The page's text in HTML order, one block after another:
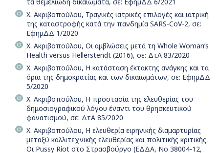
τα θεμελιώδη δικαιώματα, σε: ΕφημΔΔ 6/2021
Χ. Ακριβοπούλου, Τραγικές ιατρικές επιλογές και ιατρική
της καταστροφής κατά την πανδημία SARS-CoV-2, σε:
ΕφημΔΔ 1/2020
Χ. Ακριβοπούλου, Οι αμβλώσεις μετά τη Whole Woman’s
Health versus Hellerstendt (2016), σε: ΔτΑ 83/2020
Χ. Ακριβοπούλου, H κατάσταση έκτακτης ανάγκης και τα
όρια της δημοκρατίας και των δικαιωμάτων, σε: ΕφημΔΔ
5/2020
Χ. Ακριβοπούλου, Η προστασία της ελευθερίας του
δημοσιογραφικού λόγου έναντι του θρησκευτικού
φανατισμού, σε: ΔτΑ 85/2020
Χ. Ακριβοπούλου, Η ελευθερία ειρηνικής διαμαρτυρίας
μεταξύ καλλιτεχνικής ελευθερίας και πολιτικής κριτικής.
Οι Pussy Riot στο Στρασβούργο (ΕΔΔΑ, Νο 38004-12,